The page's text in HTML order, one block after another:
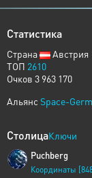
Статистика
Страна
Австрия
ТОП 2610
Очков 3 963 170
Альянс Space-
СтолицаКлючи
Puchberg
Координаты